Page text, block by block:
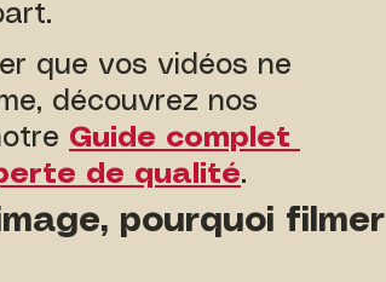
que vos vidéos ne
découvrez nos
Guide complet
de qualité.
pourquoi filmer